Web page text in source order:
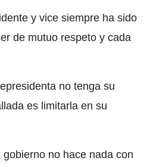
y vice siempre ha sido
de mutuo respeto y cada
no tenga su
es limitarla en su
no hace nada con